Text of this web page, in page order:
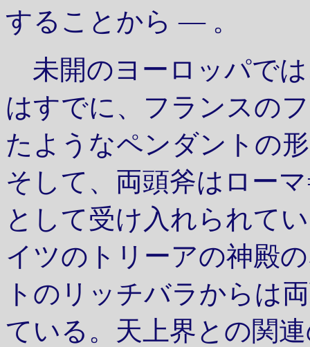
することから — 。
未開のヨーロッパで
はすでに、フランスの
たようなペンダントの
そして、両頭斧はロー
として受け入れられて
イツのトリーアの神殿
トのリッチバラからは
ている。天上界との関